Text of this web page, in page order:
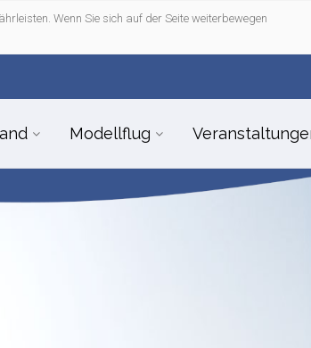
Wenn Sie sich auf der Seite weiterbewegen
Modellflug